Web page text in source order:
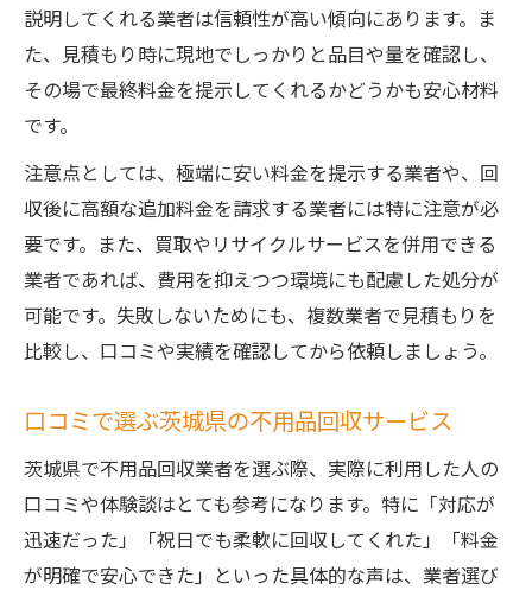
説明してくれる業者は信頼性が高い傾向にあります。ま
た、見積もり時に現地でしっかりと品目や量を確認し、
その場で最終料金を提示してくれるかどうかも安心材料
です。
注意点としては、極端に安い料金を提示する業者や、回
収後に高額な追加料金を請求する業者には特に注意が必
要です。また、買取やリサイクルサービスを併用できる
業者であれば、費用を抑えつつ環境にも配慮した処分が
可能です。失敗しないためにも、複数業者で見積もりを
比較し、口コミや実績を確認してから依頼しましょう。
口コミで選ぶ茨城県の不用品回収サービス
茨城県で不用品回収業者を選ぶ際、実際に利用した人の
口コミや体験談はとても参考になります。特に「対応が
迅速だった」「祝日でも柔軟に回収してくれた」「料金
が明確で安心できた」といった具体的な声は、業者選び